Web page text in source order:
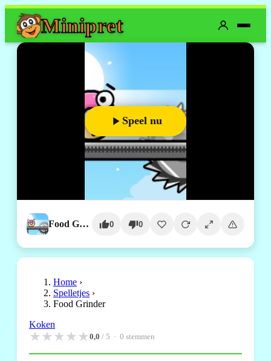
Minipret
Speel nu
Food Grinder 0 0
Home ›
Spelletjes ›
Food Grinder
Koken
★★★★★0,0 / 5 · 0 stemmen